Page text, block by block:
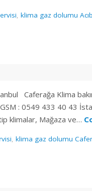
, klima gaz dolumu
Caferağa Klima
: 0549 433 40 43
klimalar, Mağaza ve…
, klima gaz dolumu